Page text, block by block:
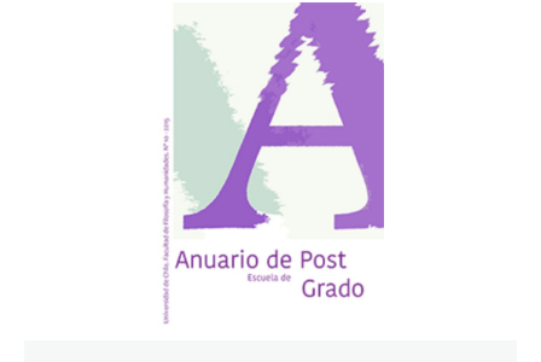
INVESTIGACIÓN
EXTENSIÓN
BIBLIOTECA
DEPARTAMENTOS
FACULTAD
Estudiantes Funcionarios